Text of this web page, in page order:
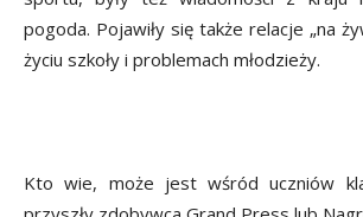
pogoda. Pojawiły się także relacje „na
życiu szkoły i problemach młodzieży.
Kto wie, może jest wśród uczniów